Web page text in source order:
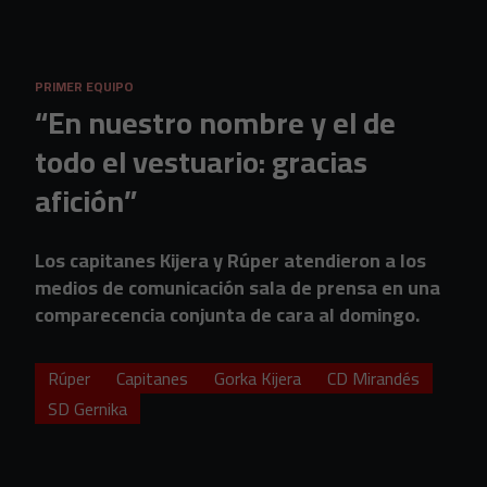
PRIMER EQUIPO
“En nuestro nombre y el de
todo el vestuario: gracias
afición”
Los capitanes Kijera y Rúper atendieron a los
medios de comunicación sala de prensa en una
comparecencia conjunta de cara al domingo.
Rúper Capitanes Gorka Kijera
CD Mirandés
SD Gernika